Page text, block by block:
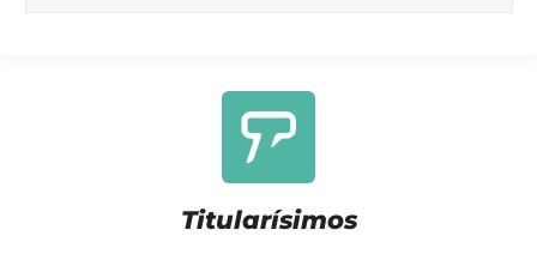
Titularísimos